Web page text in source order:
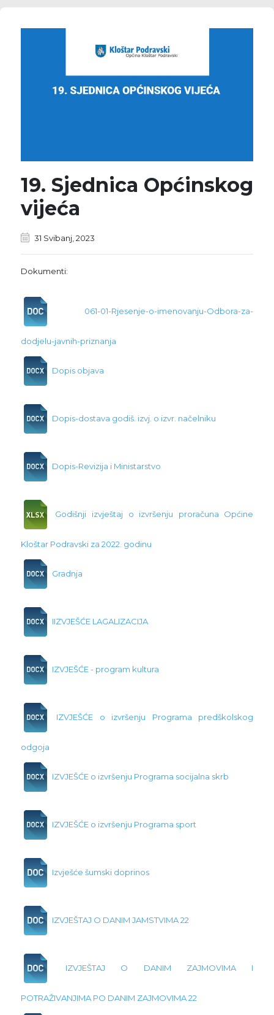
19. Sjednica Općinskog
vijeća
31 Svibanj, 2023
Dokumenti:
061-01-Rjesenje-o-imenovanju-Odbora-za-
dodjelu-javnih-priznanja
Dopis objava
Dopis-dostava godiš. izvj. o izvr. načelniku
Dopis-Revizija i Ministarstvo
Godišnji izvještaj o izvršenju proračuna Općine
Kloštar Podravski za 2022. godinu
Gradnja
IIZVJEŠĆE LAGALIZACIJA
IZVJEŠĆE - program kultura
IZVJEŠĆE o izvršenju Programa predškolskog
odgoja
IZVJEŠĆE o izvršenju Programa socijalna skrb
IZVJEŠĆE o izvršenju Programa sport
Izvješće šumski doprinos
IZVJEŠTAJ O DANIM JAMSTVIMA 22
IZVJEŠTAJ O DANIM ZAJMOVIMA I
POTRAŽIVANJIMA PO DANIM ZAJMOVIMA 22